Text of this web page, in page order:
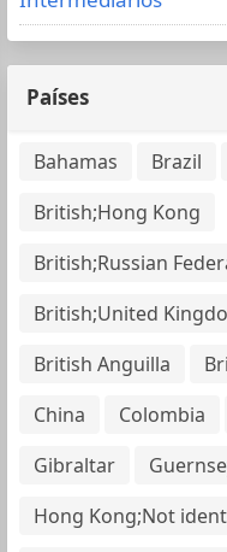
Países
Bahamas Brazil
British;Hong Kong
British;Russian
British;United
British Anguilla
China
Colombia
Gibraltar
Hong Kong;Not